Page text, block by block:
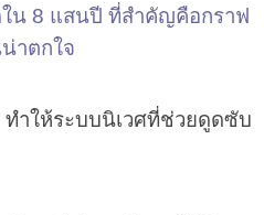
น 8 แสนปี ที่สำคัญคือกราฟ
าตกใจ
ำให้ระบบนิเวศที่ช่วยดูดซับ